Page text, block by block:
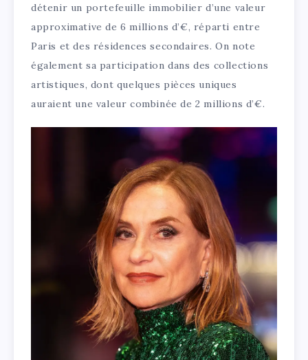
détenir un portefeuille immobilier d’une valeur
approximative de 6 millions d’€, réparti entre
Paris et des résidences secondaires. On note
également sa participation dans des collections
artistiques, dont quelques pièces uniques
auraient une valeur combinée de 2 millions d’€.